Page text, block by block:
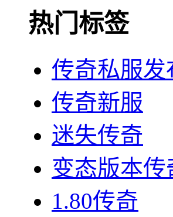
热门标签
传奇私服发
传奇新服
迷失传奇
变态版本传
1.80传奇